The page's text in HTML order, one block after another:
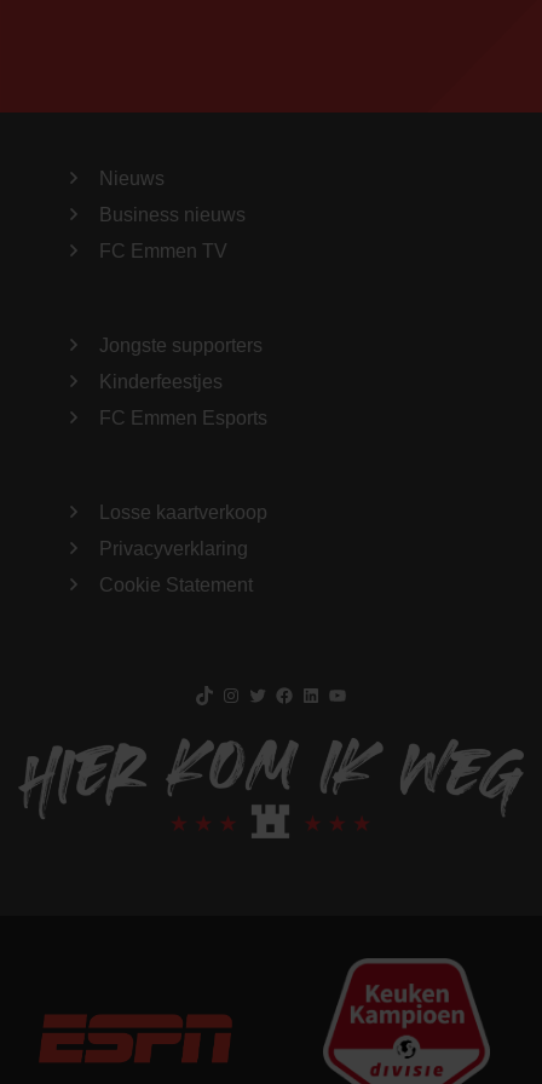
Nieuws
Business nieuws
FC Emmen TV
Jongste supporters
Kinderfeestjes
FC Emmen Esports
Losse kaartverkoop
Privacyverklaring
Cookie Statement